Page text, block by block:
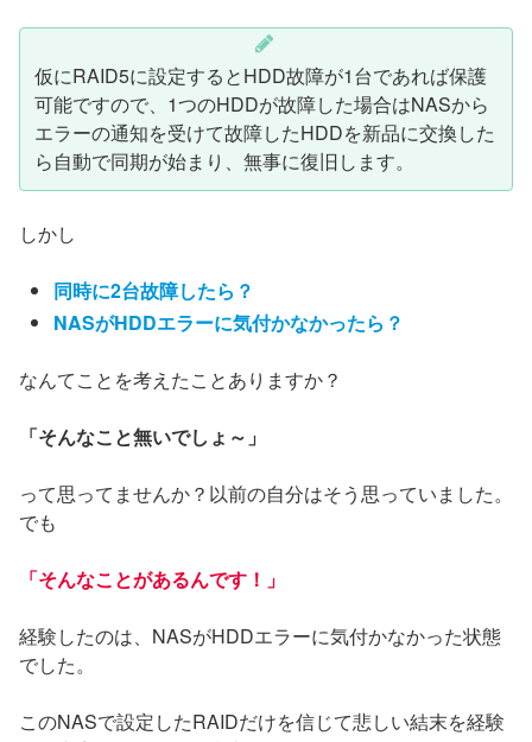
仮にRAID5に設定するとHDD故障が1台であれば保護
可能ですので、1つのHDDが故障した場合はNASから
エラーの通知を受けて故障したHDDを新品に交換した
ら自動で同期が始まり、無事に復旧します。
しかし
同時に2台故障したら？
NASがHDDエラーに気付かなかったら？
なんてことを考えたことありますか？
「そんなこと無いでしょ～」
って思ってませんか？以前の自分はそう思っていました。
でも
「そんなことがあるんです！」
経験したのは、NASがHDDエラーに気付かなかった状態
でした。
このNASで設定したRAIDだけを信じて悲しい結末を経験